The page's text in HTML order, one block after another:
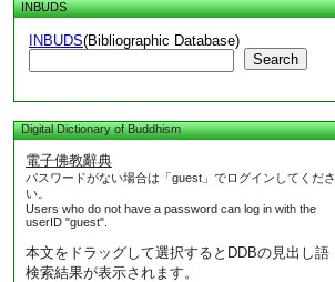
INBUDS
INBUDS(Bibliographic Database)
Search
Digital Dictionary of Buddhism
電子佛教辭典
パスワードがない場合は「guest」でログインしてくださ
い。
Users who do not have a password can log in with the
userID "guest".
本文をドラッグして選択するとDDBの見出し語
検索結果が表示されます。